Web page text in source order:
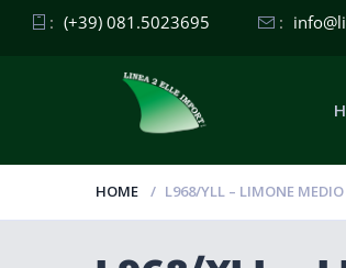
: (+39) 081.5023695 :
HOME L968/YLL – LIMONE